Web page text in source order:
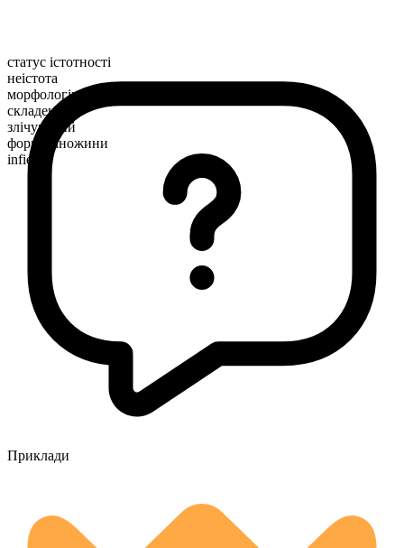
статус істотності
неістота
морфологічна будова
складене
злічуваний
форма множини
infields
Приклади